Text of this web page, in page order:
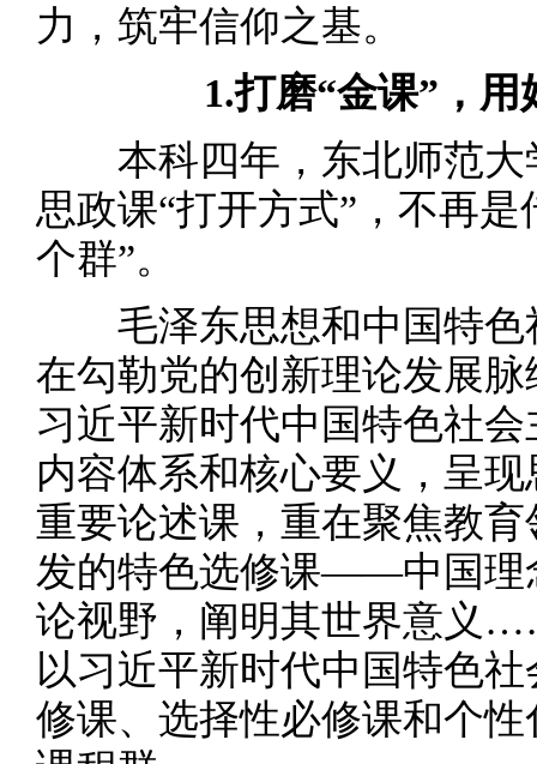
力，筑牢信仰之基。
1.打磨“金课”，
本科四年，东北师范大
思政课“打开方式”，不再
个群”。
毛泽东思想和中国特色
在勾勒党的创新理论发展
习近平新时代中国特色社
内容体系和核心要义，呈
重要论述课，重在聚焦教
发的特色选修课——中国理
论视野，阐明其世界意义
以习近平新时代中国特色
修课、选择性必修课和个